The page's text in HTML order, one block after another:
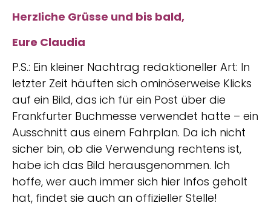
Herzliche Grüsse und bis bald,
Eure Claudia
P.S.: Ein kleiner Nachtrag redaktioneller Art: In
letzter Zeit häuften sich ominöserweise Klicks
auf ein Bild, das ich für ein Post über die
Frankfurter Buchmesse verwendet hatte – ein
Ausschnitt aus einem Fahrplan. Da ich nicht
sicher bin, ob die Verwendung rechtens ist,
habe ich das Bild herausgenommen. Ich
hoffe, wer auch immer sich hier Infos geholt
hat, findet sie auch an offizieller Stelle!